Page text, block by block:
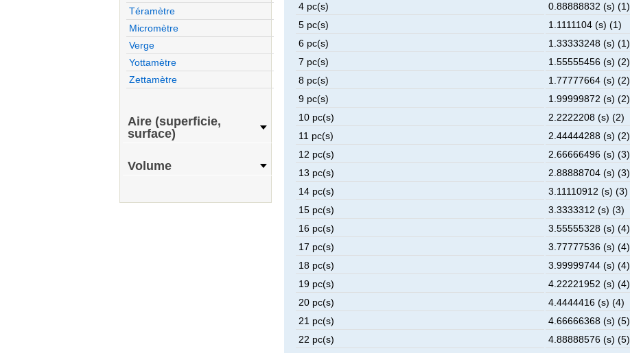
4 pc(s)
0.88888832 (s) (1)
5 pc(s)
1.1111104 (s) (1)
6 pc(s)
1.33333248 (s) (1)
7 pc(s)
1.55555456 (s) (2)
8 pc(s)
1.77777664 (s) (2)
9 pc(s)
1.99999872 (s) (2)
10 pc(s)
2.2222208 (s) (2)
11 pc(s)
2.44444288 (s) (2)
12 pc(s)
2.66666496 (s) (3)
13 pc(s)
2.88888704 (s) (3)
14 pc(s)
3.11110912 (s) (3)
15 pc(s)
3.3333312 (s) (3)
16 pc(s)
3.55555328 (s) (4)
17 pc(s)
3.77777536 (s) (4)
18 pc(s)
3.99999744 (s) (4)
19 pc(s)
4.22221952 (s) (4)
20 pc(s)
4.4444416 (s) (4)
21 pc(s)
4.66666368 (s) (5)
22 pc(s)
4.88888576 (s) (5)
Téramètre
Micromètre
Verge
Yottamètre
Zettamètre
Aire (superficie,
surface)
Volume